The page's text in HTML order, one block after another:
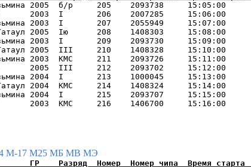
2005  б/р     205    2093738     15:05:00
2003  I       206    2007285     15:06:00
2003  I       207    2055949     15:07:00
2005  Iю      208    1408303     15:08:00
2003  I       209    2093730     15:09:00
2005  III     210    1408328     15:10:00
2003  КМС     211    2093726     15:11:00
2005  III     212    2093702     15:12:00
2004  I       213    1000045     15:13:00
2004  КМС     214    1408324     15:14:00
2004  I       215    2093707     15:15:00
М-17 М25 МБ МВ МЭ